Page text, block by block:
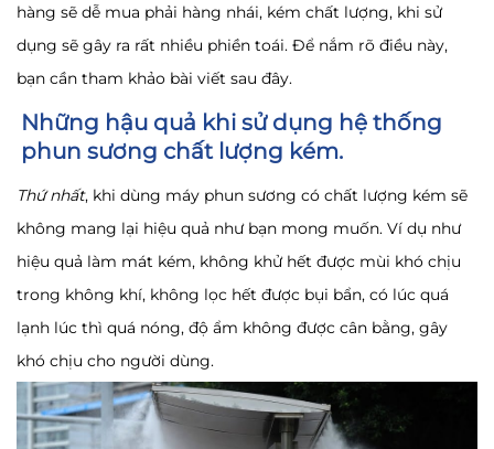
hàng sẽ dễ mua phải hàng nhái, kém chất lượng, khi sử
dụng sẽ gây ra rất nhiều phiền toái. Để nắm rõ điều này,
bạn cần tham khảo bài viết sau đây.
Những hậu quả khi sử dụng hệ thống
phun sương chất lượng kém.
Thứ nhất, khi dùng máy phun sương có chất lượng kém sẽ
không mang lại hiệu quả như bạn mong muốn. Ví dụ như
hiệu quả làm mát kém, không khử hết được mùi khó chịu
trong không khí, không lọc hết được bụi bẩn, có lúc quá
lạnh lúc thì quá nóng, độ ẩm không được cân bằng, gây
khó chịu cho người dùng.